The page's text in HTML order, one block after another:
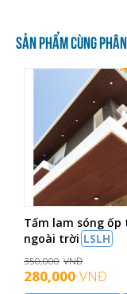
SẢN PHẨM CÙNG
Tấm lam sóng ốp
ngoài trời LSLH
350,000 VNĐ
280,000 VNĐ